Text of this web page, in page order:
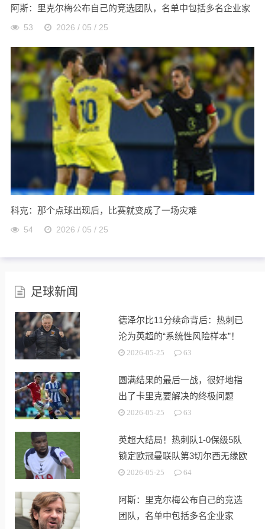
阿斯：里克尔梅公布自己的竞选团队，名单中包括多名企业家
53 2026 / 05 / 25
科克：那个点球出现后，比赛就变成了一场灾难
54 2026 / 05 / 25
足球新闻
德泽尔比11分续命背后：热刺已
沦为英超的“系统性风险样本”！
2026-05-25 63
圆满结果的最后一战，很好地指
出了卡里克要解决的终极问题
2026-05-25 63
英超大结局！热刺队1-0保级5队
锁定欧冠曼联队第3切尔西无缘欧
战2026-05-25 64
阿斯：里克尔梅公布自己的竞选
团队，名单中包括多名企业家